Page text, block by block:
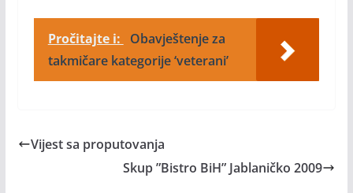
Pročitajte i:
Obavještenje za
takmičare kategorije ‘veterani’
Vijest sa proputovanja
Skup ”Bistro BiH” Jablaničko 2009